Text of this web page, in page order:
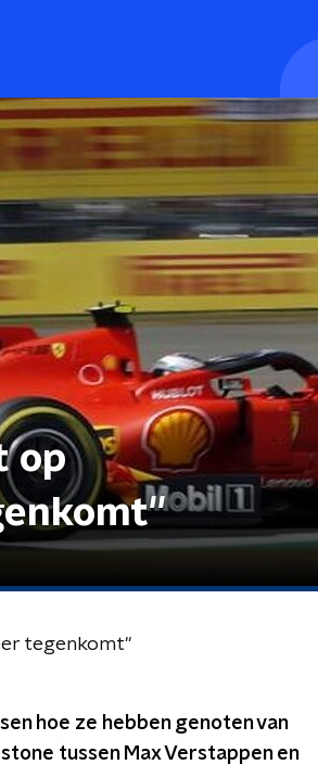
op
tegenkomt''
hoe ze hebben genoten van
tussen Max Verstappen en